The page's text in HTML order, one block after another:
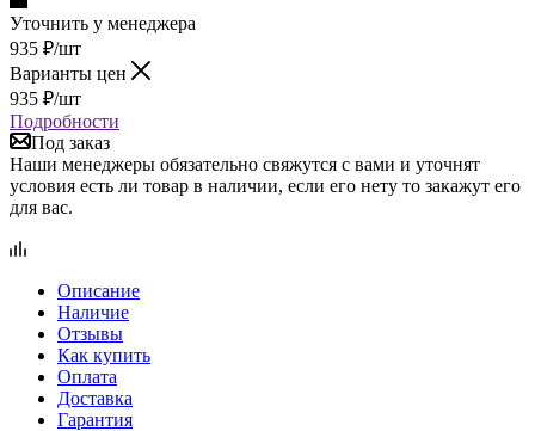
Уточнить у менеджера
935 ₽/шт
Варианты цен
935 ₽/шт
Подробности
Под заказ
Наши менеджеры обязательно свяжутся с вами и уточнят
условия есть ли товар в наличии, если его нету то закажут его
для вас.
Описание
Наличие
Отзывы
Как купить
Оплата
Доставка
Гарантия